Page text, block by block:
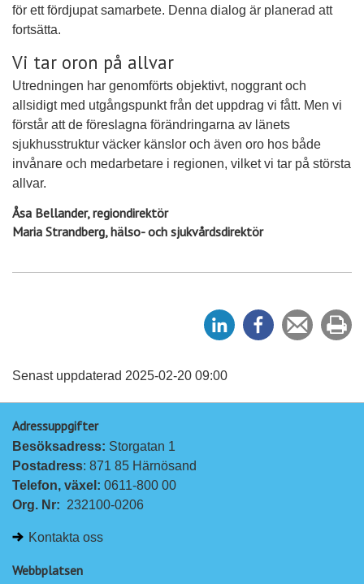
för ett fördjupat samarbete. Denna dialog är planerad att
fortsätta.
Vi tar oron på allvar
Utredningen har genomförts objektivt, noggrant och
allsidigt med utgångspunkt från det uppdrag vi fått. Men vi
förstår att de föreslagna förändringarna av länets
sjukhusstruktur väcker känslor och även oro hos både
invånare och medarbetare i regionen, vilket vi tar på största
allvar.
Åsa Bellander, regiondirektör
Maria Strandberg, hälso- och sjukvårdsdirektör
e
e
Tipsa
en
ut
Senast uppdaterad 2025-02-20 09:00
Adressuppgifter
Besöksadress: Storgatan 1
Postadress: 871 85 Härnösand
Telefon, växel: 0611-800 00
Org. Nr: 232100-0206
Kontakta oss
Webbplatsen